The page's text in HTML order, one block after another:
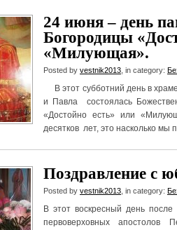
24 июня – день
Богородицы
«Милующая».
Posted by vestnik2013 , in category:
В этот субботний день в
и Павла состоялась
«Достойно есть» или
десятков лет, это насколько
Поздравление с
Posted by vestnik2013 , in category:
В этот воскресный день
первоверховных